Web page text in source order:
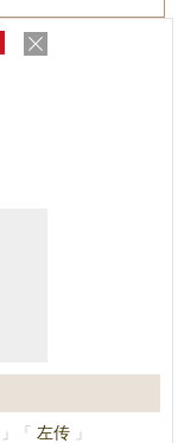
」 「 左传 」